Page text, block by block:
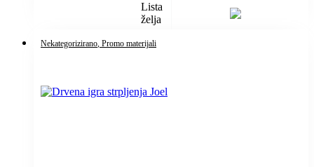
Lista
želja
Nekategorizirano , Promo materijali